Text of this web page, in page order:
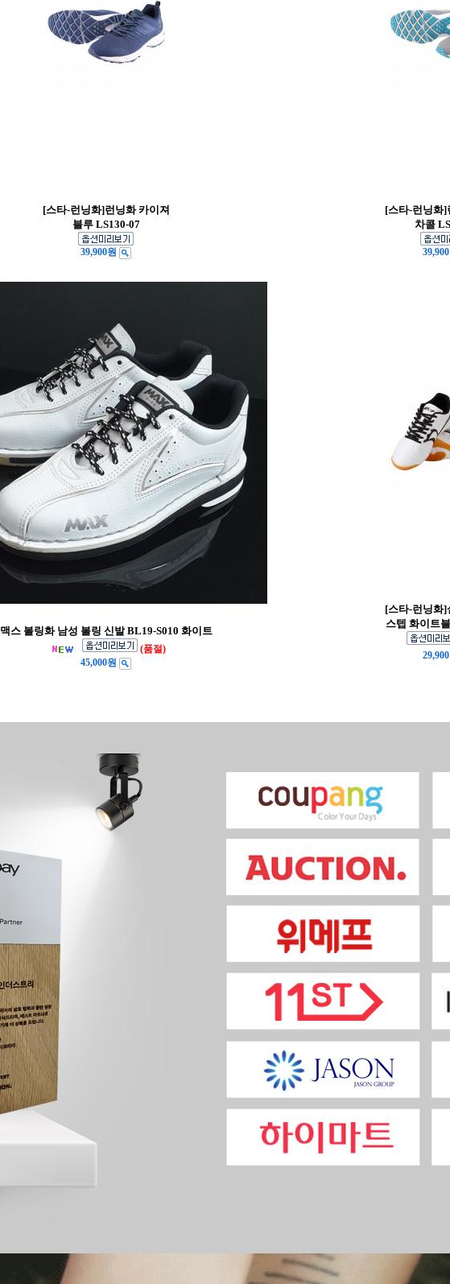
[스타-런닝화]런닝화 카이져
블루 LS130-07
39,900원
[스타-런닝화]
차콜
맥스 볼링화 남성 볼링 신발 BL19-S010 화이트
(품절)
45,000원
[스타-런닝화]
스텝 화이트